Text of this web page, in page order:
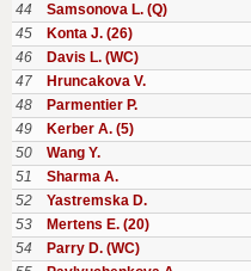
44
Samsonova L. (Q)
45
Konta J. (26)
46
Davis L. (WC)
47
Hruncakova V.
48
Parmentier P.
49
Kerber A. (5)
50
Wang Y.
51
Sharma A.
52
Yastremska D.
53
Mertens E. (20)
54
Parry D. (WC)